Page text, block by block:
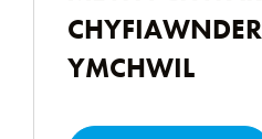
YMCHWIL